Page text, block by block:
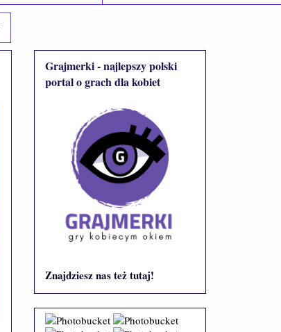
Grajmerki - najlepszy polski
portal o grach dla kobiet
Znajdziesz nas też tutaj!